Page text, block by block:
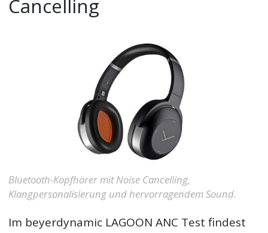
Cancelling
Bluetooth-Kopfhörer mit Noise Cancelling,
Klangpersonalisierung und hervorragendem Sound.
Im beyerdynamic LAGOON ANC Test findest